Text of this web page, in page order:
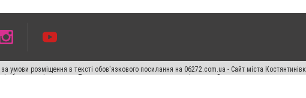
умови розміщення в тексті обов'язкового посилання на 06272.com.ua - Сайт міста
або в якості джерела. Порушення виняткових прав переслідується Законом.